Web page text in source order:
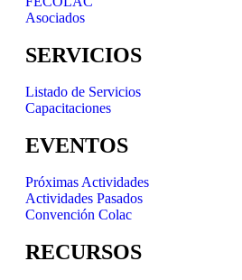
Asociados
SERVICIOS
Listado de Servicios
Capacitaciones
EVENTOS
Próximas Actividades
Actividades Pasados
Convención Colac
RECURSOS